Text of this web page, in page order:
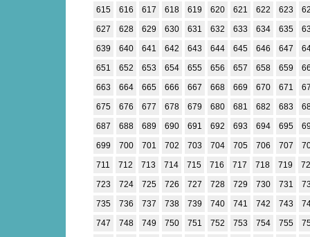
615
616 617 618 619 620 621 622 623
627
628 629 630 631 632 633 634 635
639
640 641 642 643 644 645 646 647
651
652 653 654 655 656 657 658 659
663
664 665 666 667 668 669 670 671
675
676 677 678 679 680 681 682 683
687
688 689 690 691 692 693 694 695
699
700 701 702 703 704 705 706 707
711
712 713 714 715 716 717 718 719
723
724 725 726 727 728 729 730 731
735
736 737 738 739 740 741 742 743
747
748 749 750 751 752 753 754 755